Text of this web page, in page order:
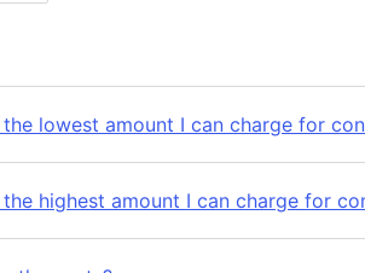
lowest amount I can charge for
highest amount I can charge for